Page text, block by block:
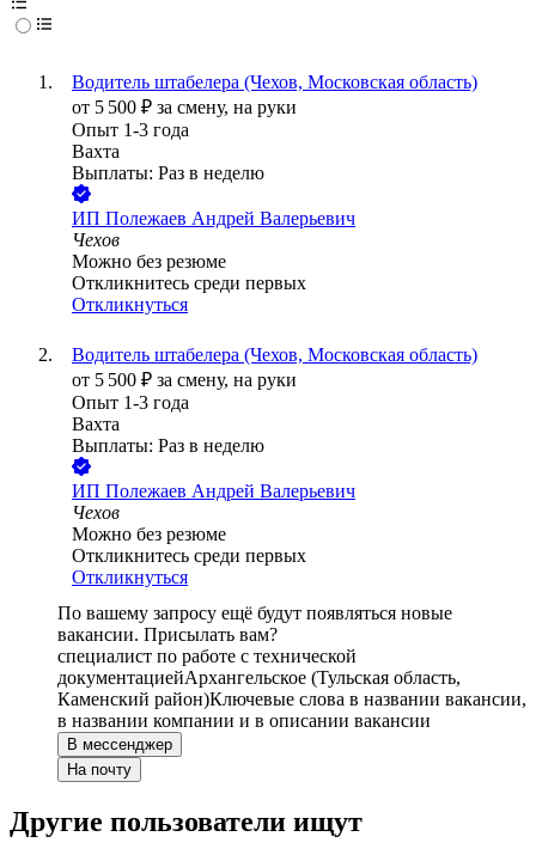
Водитель штабелера (Чехов, Московская область)
от 5 500 ₽ за смену, на руки
Опыт 1-3 года
Вахта
Выплаты: Раз в неделю
ИП Полежаев Андрей Валерьевич
Чехов
Можно без резюме
Откликнитесь среди первых
Откликнуться
Водитель штабелера (Чехов, Московская область)
от 5 500 ₽ за смену, на руки
Опыт 1-3 года
Вахта
Выплаты: Раз в неделю
ИП Полежаев Андрей Валерьевич
Чехов
Можно без резюме
Откликнитесь среди первых
Откликнуться
По вашему запросу ещё будут появляться новые
вакансии. Присылать вам?
специалист по работе с технической
документациейАрхангельское (Тульская область,
Каменский район)Ключевые слова в названии вакансии,
в названии компании и в описании вакансии
В мессенджер
На почту
Другие пользователи ищут